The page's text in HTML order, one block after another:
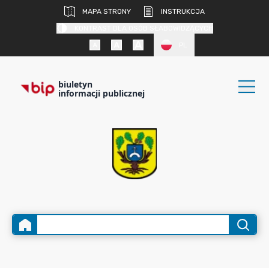
MAPA STRONY
INSTRUKCJA
biuletyn
informacji publicznej